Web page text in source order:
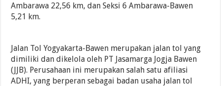
Ambarawa 22,56 km, dan Seksi 6 Ambarawa-Bawen
5,21 km.
Jalan Tol Yogyakarta-Bawen merupakan jalan tol yang
dimiliki dan dikelola oleh PT Jasamarga Jogja Bawen
(JJB). Perusahaan ini merupakan salah satu afiliasi
ADHI, yang berperan sebagai badan usaha jalan tol